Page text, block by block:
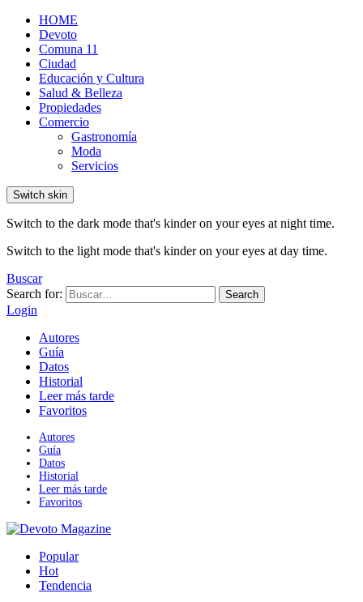
HOME
Devoto
Comuna 11
Ciudad
Educación y Cultura
Salud & Belleza
Propiedades
Comercio
Gastronomía
Moda
Servicios
Switch skin
Switch to the dark mode that's kinder on your eyes at night time.
Switch to the light mode that's kinder on your eyes at day time.
Buscar
Search for:
Search
Login
Autores
Guía
Datos
Historial
Leer más tarde
Favoritos
Autores
Guía
Datos
Historial
Leer más tarde
Favoritos
Popular
Hot
Tendencia